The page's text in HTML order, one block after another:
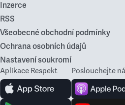
Inzerce
RSS
Všeobecné obchodní podmínky
Ochrana osobních údajů
Nastavení soukromí
Aplikace Respekt Poslouchejte